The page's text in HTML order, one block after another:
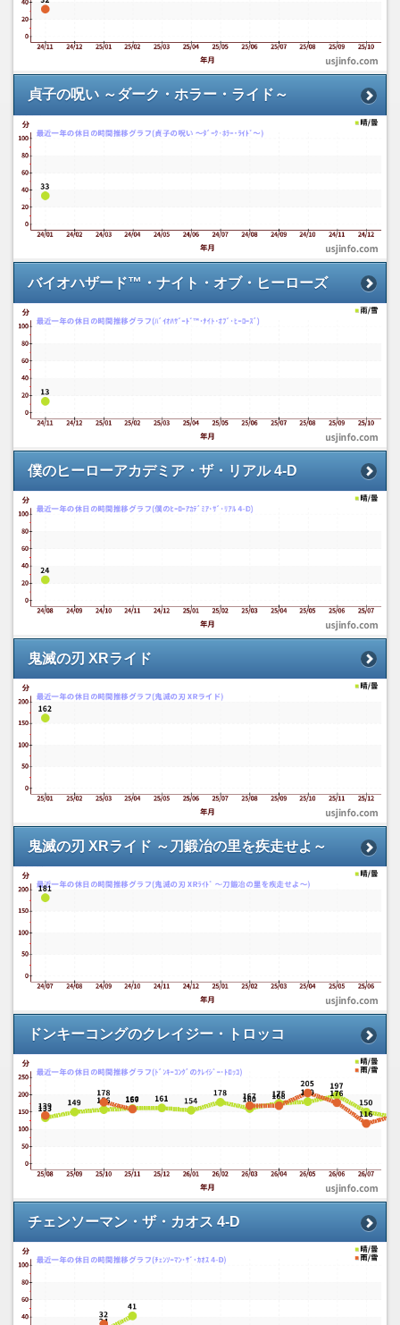
貞子の呪い ～ダーク・ホラー・ライド～
バイオハザード™・ナイト・オブ・ヒーローズ
僕のヒーローアカデミア・ザ・リアル 4-D
鬼滅の刃 XRライド
鬼滅の刃 XRライド ～刀鍛冶の里を疾走せよ～
ドンキーコングのクレイジー・トロッコ
チェンソーマン・ザ・カオス 4-D